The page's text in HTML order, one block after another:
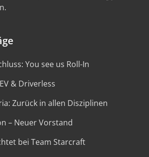
You see us Roll-In
& Driverless
Zurück in allen Disziplinen
– Neuer Vorstand
bei Team Starcraft